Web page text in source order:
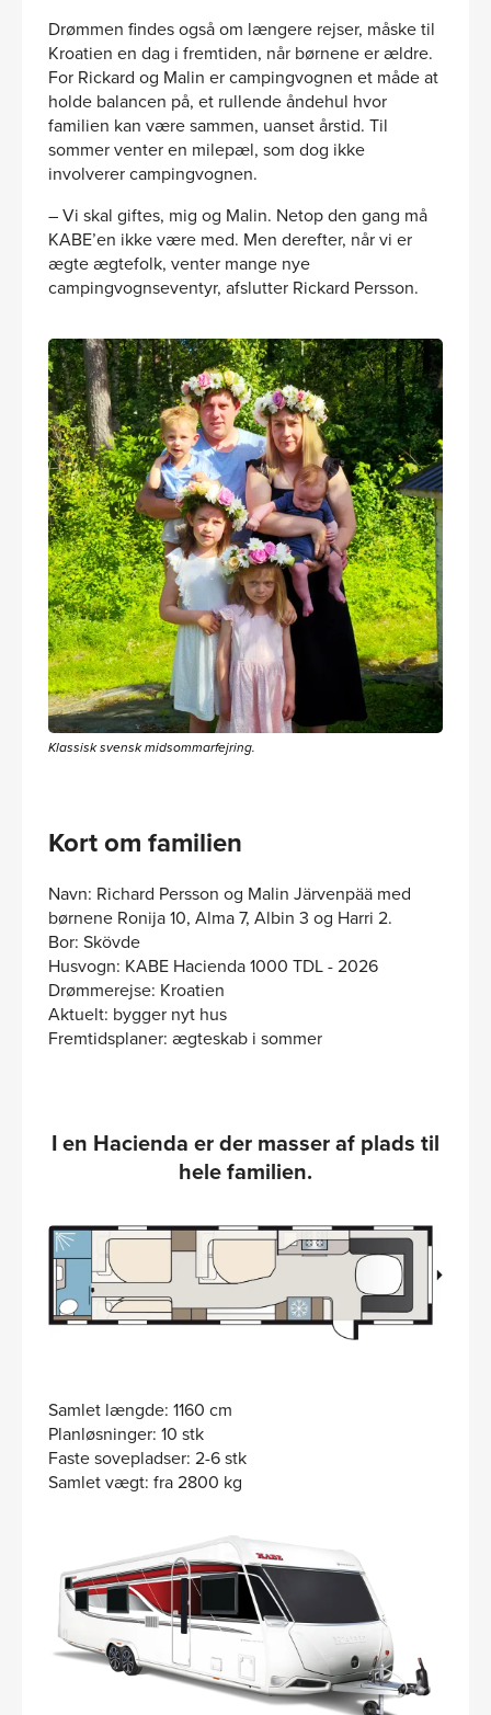
Drømmen findes også om længere rejser, måske til
Kroatien en dag i fremtiden, når børnene er ældre.
For Rickard og Malin er campingvognen et måde at
holde balancen på, et rullende åndehul hvor
familien kan være sammen, uanset årstid. Til
sommer venter en milepæl, som dog ikke
involverer campingvognen.
– Vi skal giftes, mig og Malin. Netop den gang må
KABE’en ikke være med. Men derefter, når vi er
ægte ægtefolk, venter mange nye
campingvognseventyr, afslutter Rickard Persson.
Klassisk svensk midsommarfejring.
Kort om familien
Navn: Richard Persson og Malin Järvenpää med
børnene Ronija 10, Alma 7, Albin 3 og Harri 2.
Bor: Skövde
Husvogn: KABE Hacienda 1000 TDL - 2026
Drømmerejse: Kroatien
Aktuelt: bygger nyt hus
Fremtidsplaner: ægteskab i sommer
I en Hacienda er der masser af plads til
hele familien.
Samlet længde: 1160 cm
Planløsninger: 10 stk
Faste sovepladser: 2-6 stk
Samlet vægt: fra 2800 kg